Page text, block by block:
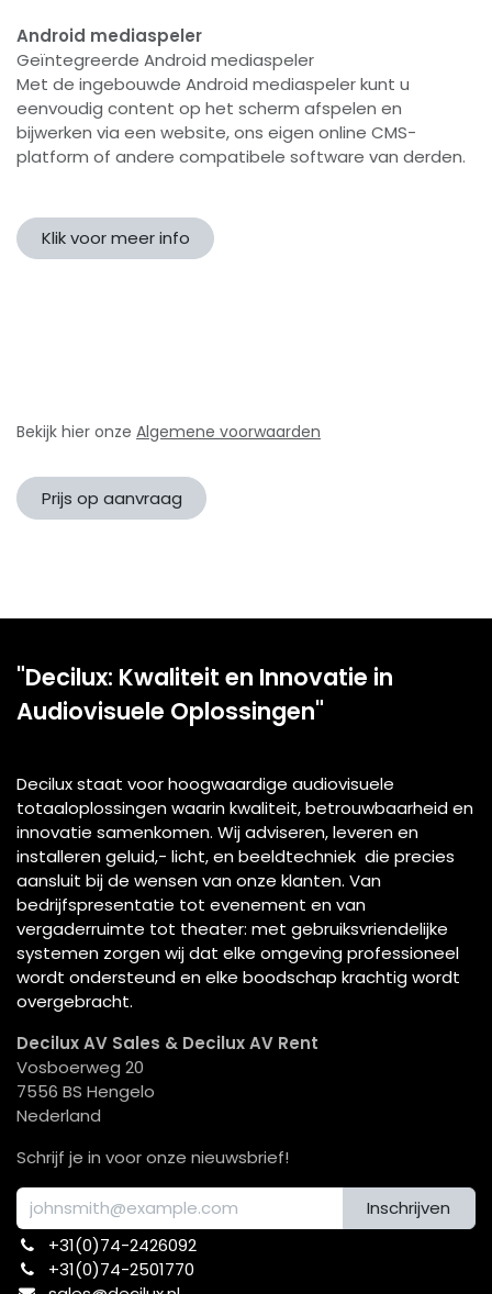
Android mediaspeler
Geïntegreerde Android mediaspeler
Met de ingebouwde Android mediaspeler kunt u
eenvoudig content op het scherm afspelen en
bijwerken via een website, ons eigen online CMS-
platform of andere compatibele software van derden.
Klik voor meer info
Bekijk hier onze Algemene voorwaarden
Prijs op aanvraag
"Decilux: Kwaliteit en Innovatie in
Audiovisuele Oplossingen"
Decilux staat voor hoogwaardige audiovisuele
totaaloplossingen waarin kwaliteit, betrouwbaarheid en
innovatie samenkomen. Wij adviseren, leveren en
installeren geluid,- licht, en beeldtechniek die precies
aansluit bij de wensen van onze klanten. Van
bedrijfspresentatie tot evenement en van
vergaderruimte tot theater: met gebruiksvriendelijke
systemen zorgen wij dat elke omgeving professioneel
wordt ondersteund en elke boodschap krachtig wordt
overgebracht.
Decilux AV Sales & Decilux AV Rent
Vosboerweg 20
7556 BS Hengelo
Nederland
Schrijf je in voor onze nieuwsbrief!
Inschrijven
+31(0)74-2426092​
+31(0)74-2501770